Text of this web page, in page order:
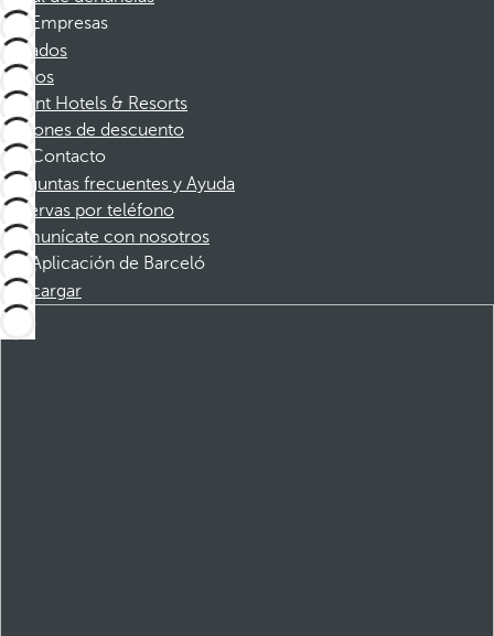
Empresas
Afiliados
Socios
Dorint Hotels & Resorts
Cupones de descuento
Contacto
Preguntas frecuentes y Ayuda
Reservas por teléfono
Comunícate con nosotros
Aplicación de Barceló
Descargar